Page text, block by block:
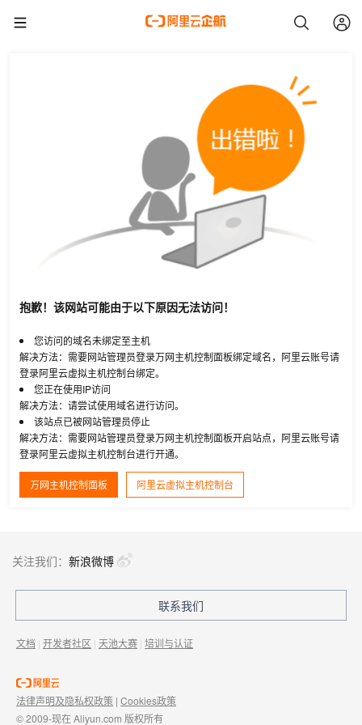
抱歉！该网站可能由于以下原因无法访问！
您访问的域名未绑定至主机
解决方法：需要网站管理员登录万网主机控制面板绑定域名，阿里云账号请
登录阿里云虚拟主机控制台绑定。
您正在使用IP访问
解决方法：请尝试使用域名进行访问。
该站点已被网站管理员停止
解决方法：需要网站管理员登录万网主机控制面板开启站点，阿里云账号请
登录阿里云虚拟主机控制台进行开通。
万网主机控制面板 阿里云虚拟主机控制台